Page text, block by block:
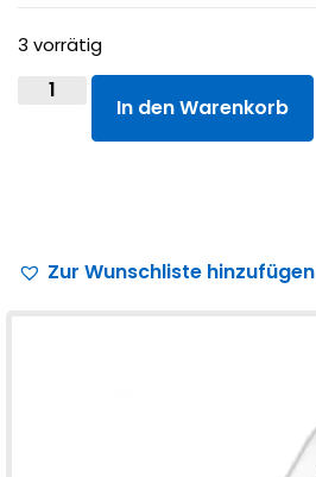
3 vorrätig
In den Warenkorb
Zur Wunschliste hinzufügen